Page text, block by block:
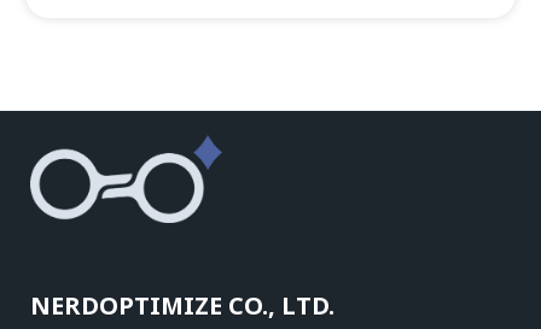
NERDOPTIMIZE CO., LTD.